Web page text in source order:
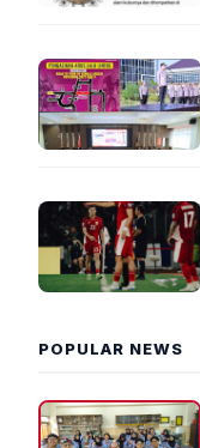
POPULAR NEWS